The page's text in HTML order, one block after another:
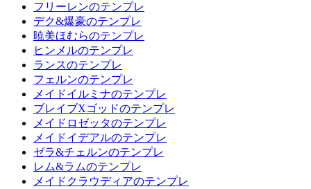
フリーレンのテンプレ
デク&爆豪のテンプレ
暁美ほむらのテンプレ
ヒンメルのテンプレ
ランスのテンプレ
フェルンのテンプレ
メイドイルミナのテンプレ
ブレイブXゴッドのテンプレ
メイドロゼッタのテンプレ
メイドイデアルのテンプレ
ゼラ&チェルンのテンプレ
レム&ラムのテンプレ
メイドクラウディアのテンプレ